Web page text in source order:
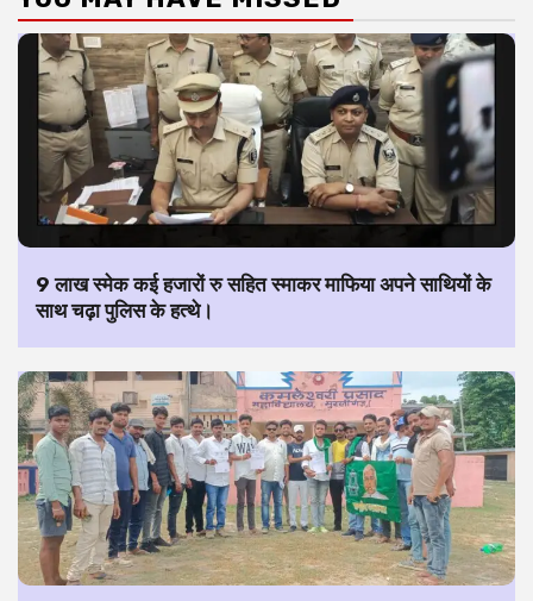
9 लाख स्मेक कई हजारों रु सहित स्माकर माफिया अपने साथियों के
साथ चढ़ा पुलिस के हत्थे।